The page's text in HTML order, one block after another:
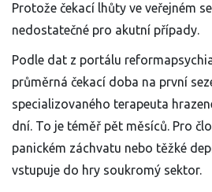
Protože čekací lhůty ve veřejném
nedostatečné pro akutní případy.
Podle dat z portálu
průměrná čekací doba na první
specializovaného terapeuta
dní. To je téměř pět měsíců. Pro
panickém záchvatu nebo těžké
vstupuje do hry soukromý sektor.